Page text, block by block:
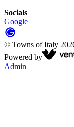
Socials
Google
© Towns of Italy
Powered by
Admin